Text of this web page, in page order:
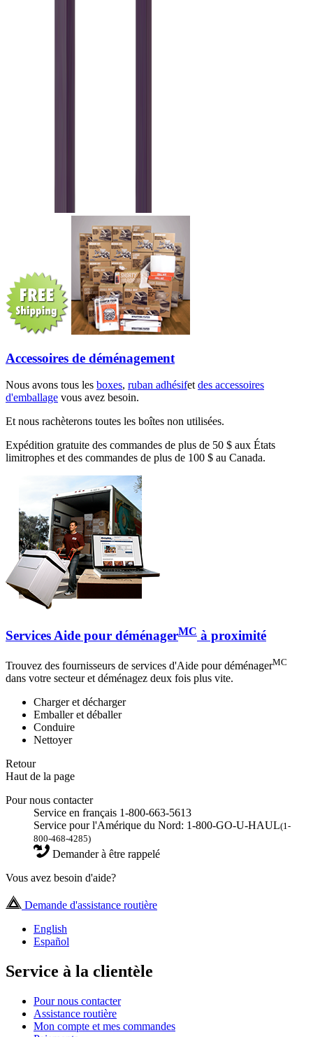
Accessoires de déménagement
Nous avons tous les boxes, ruban adhésifetdes accessoires
d'emballage vous avez besoin.
Et nous rachèterons toutes les boîtes non utilisées.
Expédition gratuite des commandes de plus de 50 $ aux États
limitrophes et des commandes de plus de 100 $ au Canada.
Services Aide pour déménagerMC à proximité
Trouvez des fournisseurs de services d'Aide pour déménagerMC
dans votre secteur et déménagez deux fois plus vite.
Charger et décharger
Emballer et déballer
Conduire
Nettoyer
Retour
Haut de la page
Pour nous contacter
Service en français 1-800-663-5613
Service pour l'Amérique du Nord: 1-800-GO-U-HAUL(1-
800-468-4285)
Demander à être rappelé
Vous avez besoin d'aide?
Demande d'assistance routière
English
Español
Service à la clientèle
Pour nous contacter
Assistance routière
Mon compte et mes commandes